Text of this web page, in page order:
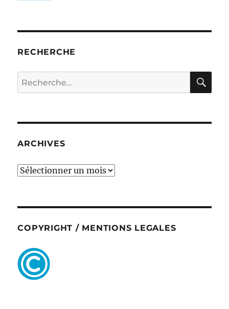
RECHERCHE
Recherche
pour :
ARCHIVES
ARCHIVES
COPYRIGHT / MENTIONS LEGALES